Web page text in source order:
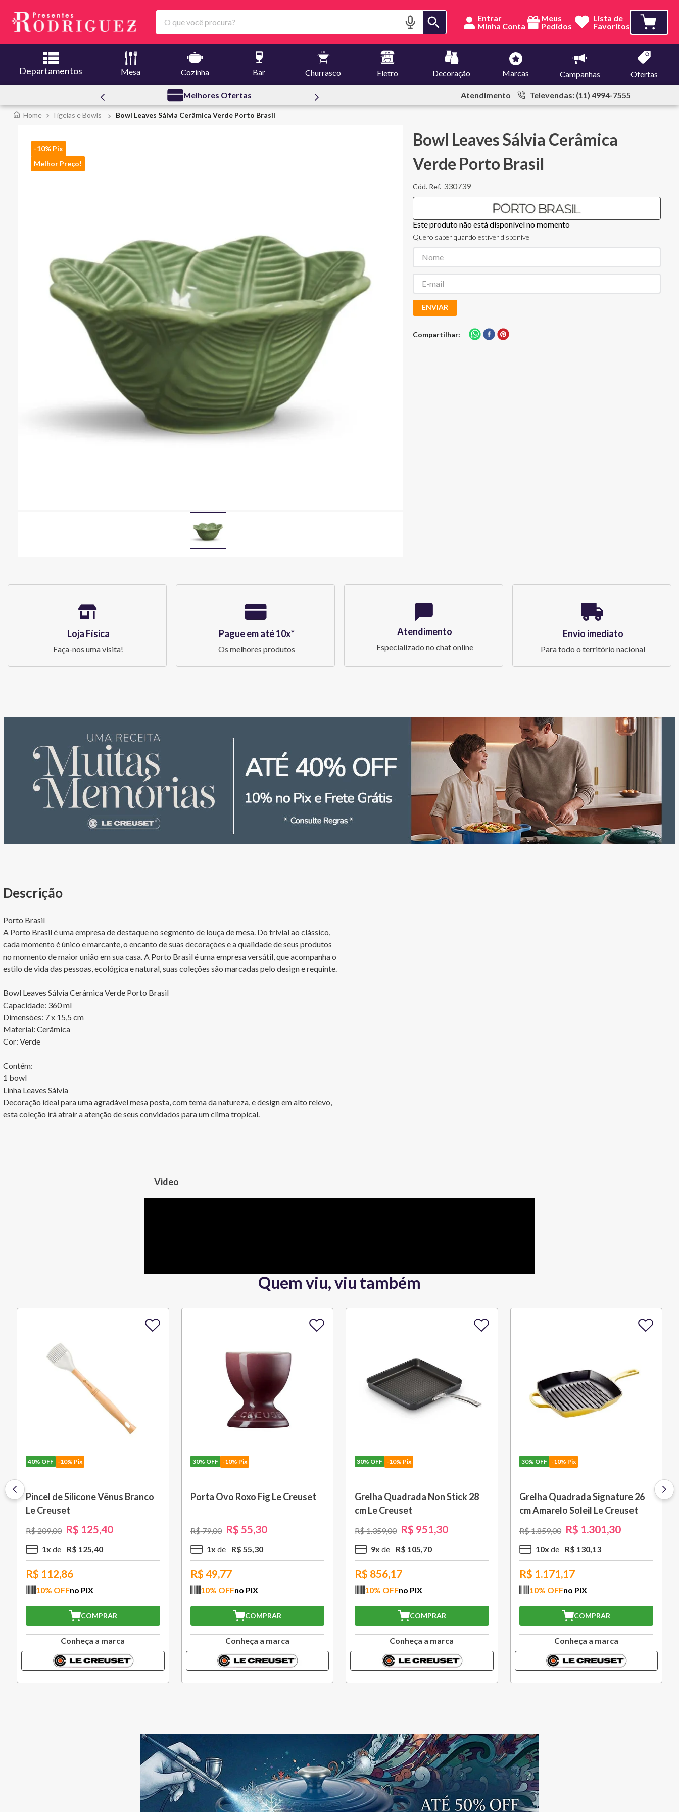
O que você procura? Entrar
Meus
Pedidos
Lista de
Favoritos
Departamentos Mesa Cozinha Bar Churrasco Eletro Decoração Marcas Campanhas Ofertas
Melhores Ofertas Atendimento Televendas: (11) 4994-7555
Tigelas e Bowls Bowl Leaves Sálvia Cerâmica Verde Porto Brasil
-10% Pix
Melhor Preço!
Bowl Leaves Sálvia Cerâmica
Verde Porto Brasil
330739
Este produto não está disponível no momento
Quero saber quando estiver disponível
ENVIAR
Compartilhar
Loja Física
Faça-nos uma visita!
Pague em até 10x*
Os melhores produtos
Atendimento
Especializado no chat online
Envio imediato
Para todo o território nacional
Porto Brasil
A Porto Brasil é uma empresa de destaque no segmento de louça de mesa. Do trivial ao clássico,
cada momento é único e marcante, o encanto de suas decorações e a qualidade de seus produtos
no momento de maior união em sua casa. A Porto Brasil é uma empresa versátil, que acompanha o
estilo de vida das pessoas, ecológica e natural, suas coleções são marcadas pelo design e requinte.
Bowl Leaves Sálvia Cerâmica Verde Porto Brasil
Capacidade: 360 ml
Dimensões: 7 x 15,5 cm
Material: Cerâmica
Cor: Verde
Contém:
1 bowl
Linha Leaves Sálvia
Decoração ideal para uma agradável mesa posta, com tema da natureza, e design em alto relevo,
esta coleção irá atrair a atenção de seus convidados para um clima tropical.
Video
Quem viu, viu também
26
30%OFF
Saca Rolhas Abridor de Vinho
Tradicional Sw-107 Ply Le
Creuset
R$799,00 R$
5 x
R$
10% OFF
Conheça a marca
30%OFF
Grelha com Cabo Removível 33
R$1.579,00
10 x
R$
10 % OFF
Conheça a marca
30%OFF
Bule Grand Cerâmica 1,3 L Azul
Caribe Le Creuset
R$ 529,00 R$370
3 x
R$
10% OFF
Conheça a marca
30%OFF
Porta Utensílios Classic 2,3 L
Azul Marseille Le Creuset
R$ 449 ,00 R$314
3 x R$
R$ 282,87
10 % OFF
Conheça a marca